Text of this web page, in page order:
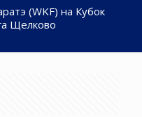
(WKF) на Кубок
Щелково